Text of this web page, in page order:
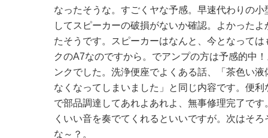
なったそうな。すごくヤな予感。早速代わりの
してスピーカーの破損がないか確認。よかった
たそうです。スピーカーはなんと、今となって
クのA7なのですから。でアンプの方は予感的中
ンクでした。洗浄便座でよくある話、「茶色い
なくなってしまいました」と同じ内容です。便
で部品調達してあれよあれよ、無事修理完了で
くいい音を奏でてくれるといいですが。次はそ
な～？。